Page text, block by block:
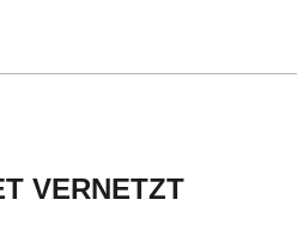
VERNETZT